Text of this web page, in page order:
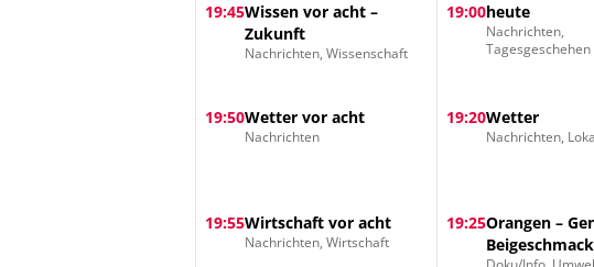
19:45Wissen vor acht –
Zukunft
Nachrichten, Wissenschaft
19:50Wetter vor acht
Nachrichten
19:55Wirtschaft vor acht
Nachrichten, Wirtschaft
19:00heute
Nachrichten,
Tagesgeschehen
19:20Wetter
Nachrichten,
19:25Orangen –
Beigeschmack